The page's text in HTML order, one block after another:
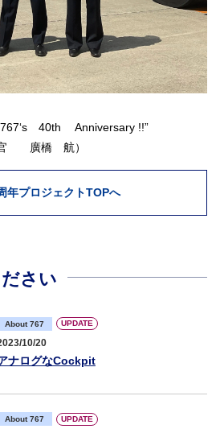
40th Anniversary !!”
官 廣橋 航）
年プロジェクトTOPへ
さい
About 767 UPDATE
10/20
ナログなCockpit
About 767 UPDATE